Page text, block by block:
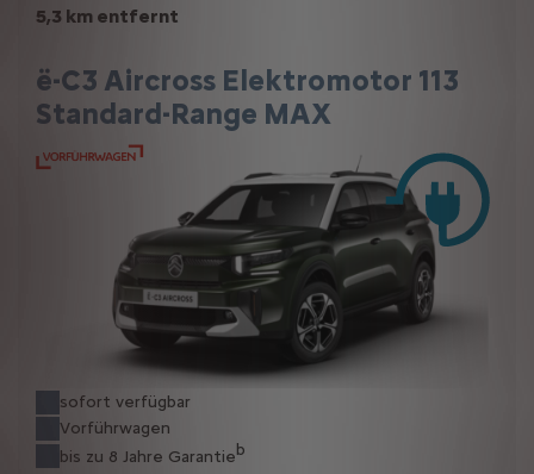
5,3 km entfernt
ë-C3 Aircross Elektromotor 113
Standard-Range MAX
sofort verfügbar
Vorführwagen
bis zu 8 Jahre Garantieb